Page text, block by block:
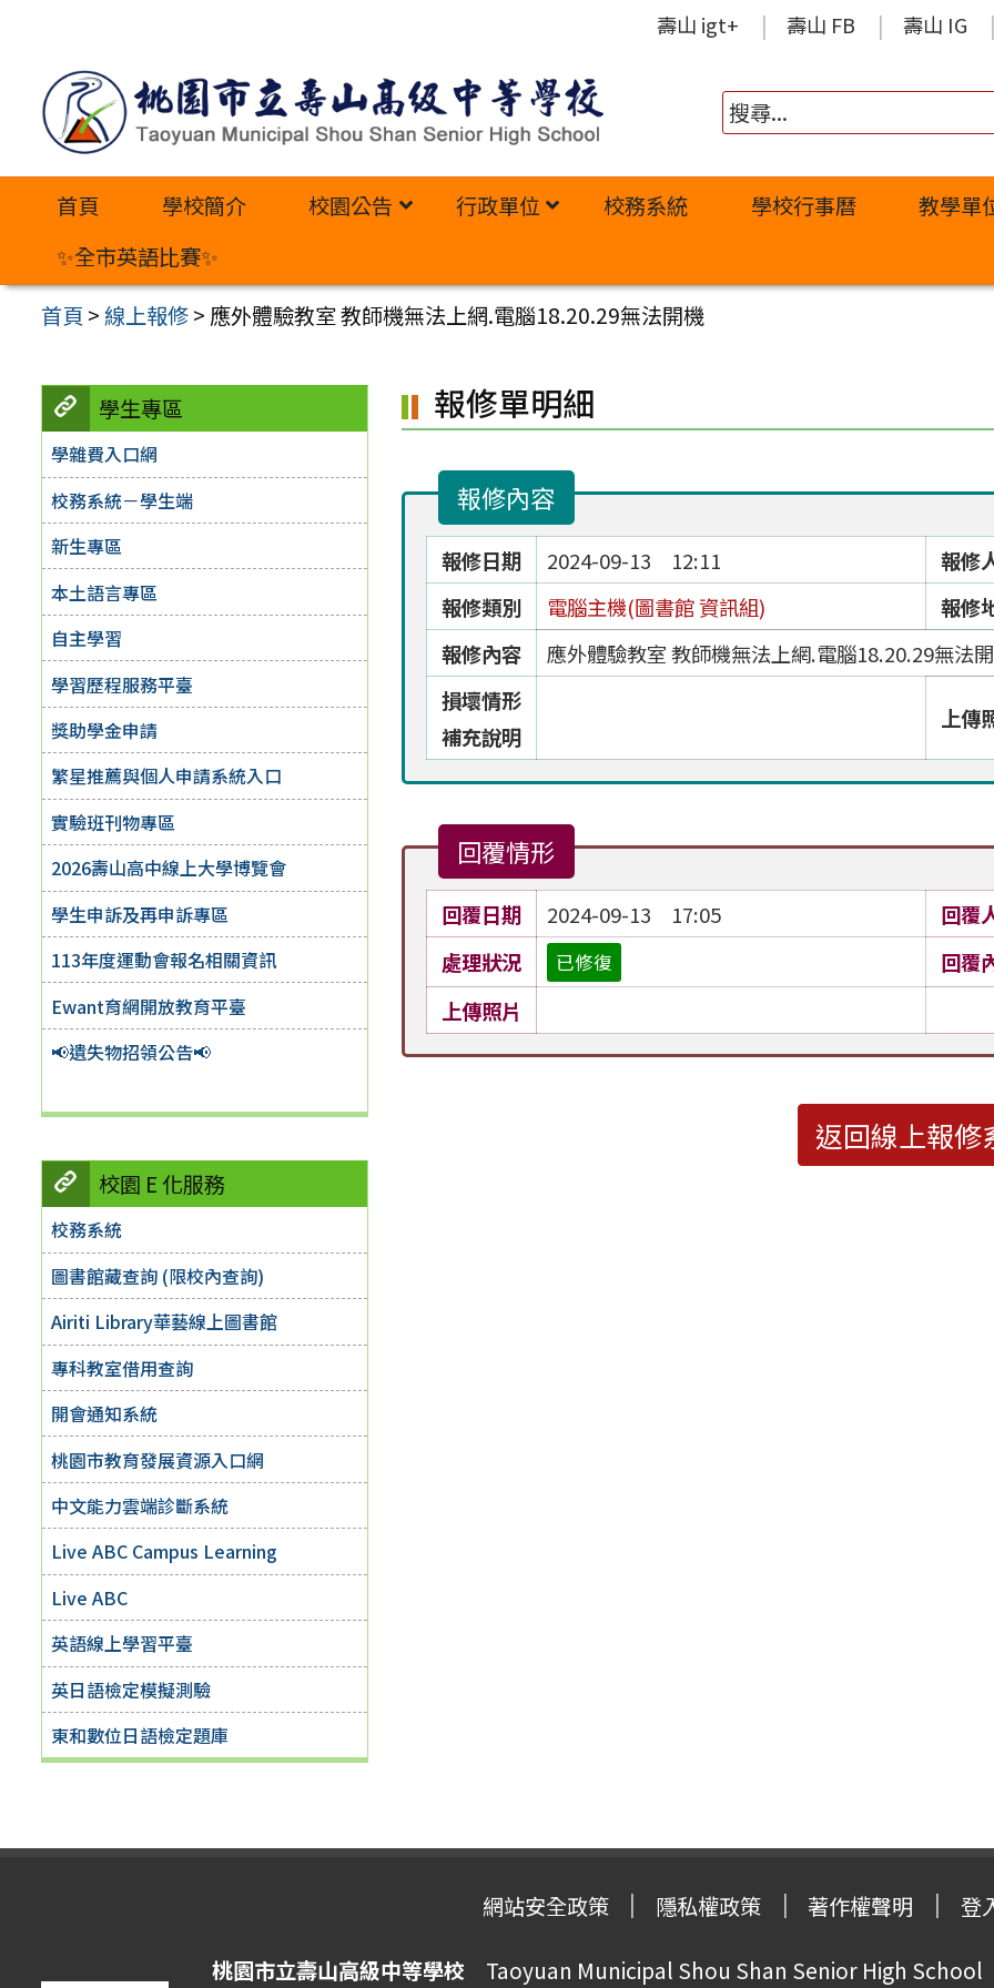
內
壽山 igt+ 壽山 FB 壽山 IG
首頁 學校簡介 校園公告 行政單位 校務系統 學校行事曆
教學單
✨全市英語比賽✨
首頁 >線上報修> 應外體驗教室 教師機無法上網.電腦18.20.29無法開機
學生專區
學雜費入口網
校務系統－學生端
新生專區
本土語言專區
自主學習
學習歷程服務平臺
獎助學金申請
繁星推薦與個人申請系統入口
實驗班刊物專區
2026壽山高中線上大學博覽會
學生申訴及再申訴專區
113年度運動會報名相關資訊
Ewant育網開放教育平臺
📢遺失物招領公告📢
校園 E 化服務
校務系統
圖書館藏查詢 (限校內查詢)
Airiti Library華藝線上圖書館
專科教室借用查詢
開會通知系統
桃園市教育發展資源入口網
中文能力雲端診斷系統
Live ABC Campus Learning
Live ABC
英語線上學習平臺
英日語檢定模擬測驗
東和數位日語檢定題庫
報修單明細
報修內容
報修日期 2024-09-13 12:11
報修
報修類別
電腦主機(圖書館 資訊組)
報修
報修內容
應外體驗教室 教師機無法上網.電腦18.20.29無法
損壞情形
補充說明
上傳
回覆情形
回覆日期 2024-09-13 17:05
回覆
處理狀況
已修復
回覆
上傳照片
返回線上報修
網站安全政策 隱私權政策 著作權聲明 登
桃園市立壽山高級中等學校 Taoyuan Municipal Shou Shan Senior High School